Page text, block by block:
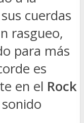
cuerdas
rasgueo,
para más
es
en el Rock